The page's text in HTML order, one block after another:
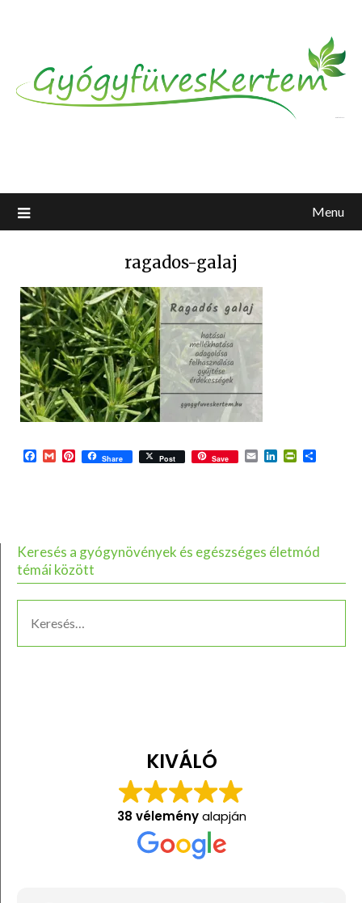
Menu
ragados-galaj
Facebook
GmailPinterest
Share Post Save EmailLinkedIn
Keresés a gyógynövények és egészséges életmód
témái között
KIVÁLÓ
38 véleményalapján